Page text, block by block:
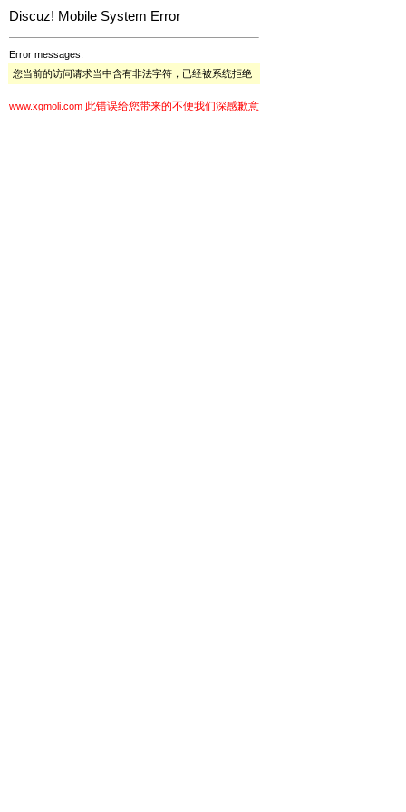
Discuz! Mobile System Error
Error messages:
您当前的访问请求当中含有非法字符，已经被系统拒绝
www.xgmoli.com 此错误给您带来的不便我们深感歉意